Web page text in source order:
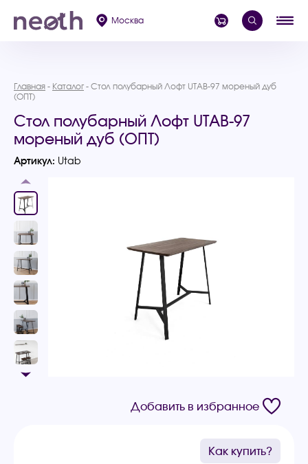
Москва
Главная Каталог
Стол полубарный Лофт UTAB-97 мореный дуб
(ОПТ)
Стол полубарный Лофт UTAB-97
мореный дуб (ОПТ)
Артикул: Utab
Добавить в избранное
Как купить?